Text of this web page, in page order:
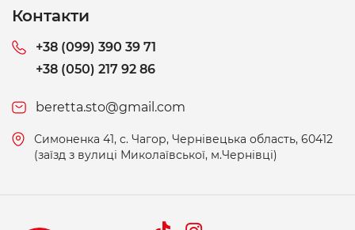
Контакти
+38 (099) 390 39 71
+38 (050) 217 92 86
beretta.sto@gmail.com
Симоненка 41, c. Чагор, Чернівецька область, 60412
(заїзд з вулиці Миколаївської, м.Чернівці)